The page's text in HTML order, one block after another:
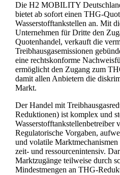
Die H2 MOBILITY
bietet ab sofort einen THG-
Wasserstofftankstellen an. Mit
Unternehmen für Dritte den
Quotenhandel, verkauft die
Treibhausgasemissionen
eine rechtskonforme
ermöglicht den Zugang zum
damit allen Anbietern die
Markt.
Der Handel mit
Reduktionen) ist komplex und
Wasserstofftankstellenbetreiber
Regulatorische Vorgaben,
und volatile
zeit- und ressourcenintensiv.
Marktzugänge teilweise durch
Mindestmengen an THG-